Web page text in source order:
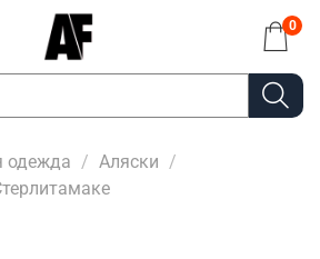
0
одежда
Аляски